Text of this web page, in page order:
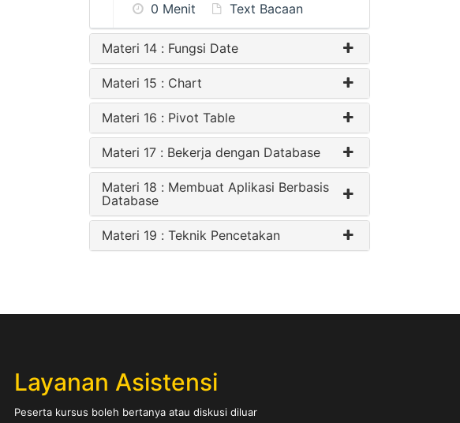
0 Menit
Text Bacaan
Materi 14 : Fungsi Date
Materi 15 : Chart
Materi 16 : Pivot Table
Materi 17 : Bekerja dengan Database
Materi 18 : Membuat Aplikasi Berbasis
Database
Materi 19 : Teknik Pencetakan
Layanan Asistensi
Peserta kursus boleh bertanya atau diskusi diluar